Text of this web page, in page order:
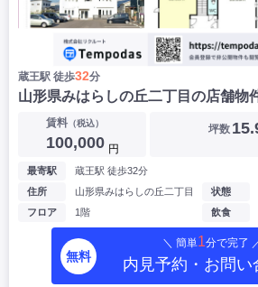
蔵王駅 徒歩32分
山形県みはらしの丘二丁目の店舗物
賃料（税込）
100,000 円
坪数
最寄駅
蔵王駅 徒歩32分
住所
山形県みはらしの丘二丁目
フロア
1階
状態
飲食
無料
＼ 簡単1分で完了
内見予約・お問い